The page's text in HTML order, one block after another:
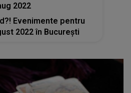
2022
Evenimente pentru
2022 în București